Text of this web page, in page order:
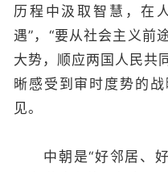
历程中汲取智慧，在
遇”，“要从社会主义前
大势，顺应两国人民共
晰感受到审时度势的
见。
中朝是“好邻居、好